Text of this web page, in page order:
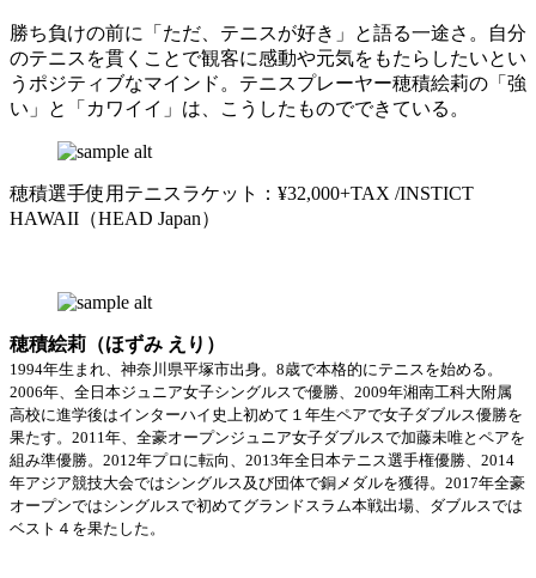
勝ち負けの前に「ただ、テニスが好き」と語る一途さ。自分
のテニスを貫くことで観客に感動や元気をもたらしたいとい
うポジティブなマインド。テニスプレーヤー穂積絵莉の「強
い」と「カワイイ」は、こうしたものでできている。
穂積選手使用テニスラケット：¥32,000+TAX /INSTICT
HAWAII（HEAD Japan）
穂積絵莉（ほずみ えり）
1994年生まれ、神奈川県平塚市出身。8歳で本格的にテニスを始める。
2006年、全日本ジュニア女子シングルスで優勝、2009年湘南工科大附属
高校に進学後はインターハイ史上初めて１年生ペアで女子ダブルス優勝を
果たす。2011年、全豪オープンジュニア女子ダブルスで加藤未唯とペアを
組み準優勝。2012年プロに転向、2013年全日本テニス選手権優勝、2014
年アジア競技大会ではシングルス及び団体で銅メダルを獲得。2017年全豪
オープンではシングルスで初めてグランドスラム本戦出場、ダブルスでは
ベスト４を果たした。